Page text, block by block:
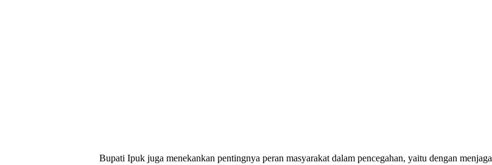
​Bupati Ipuk juga menekankan pentingnya peran masyarakat dalam pencegahan, yaitu dengan menjaga